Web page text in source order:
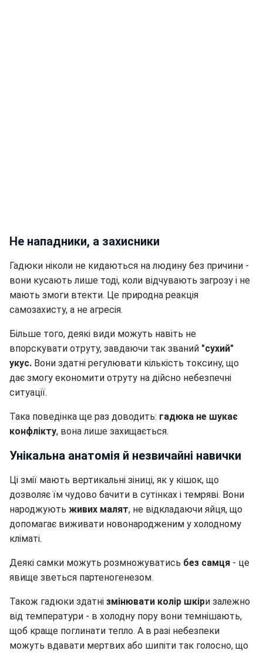
Не нападники, а захисники
Гадюки ніколи не кидаються на людину без причини -
вони кусають лише тоді, коли відчувають загрозу і не
мають змоги втекти. Це природна реакція
самозахисту, а не агресія.
Більше того, деякі види можуть навіть не
впорскувати отруту, завдаючи так званий "сухий"
укус. Вони здатні регулювати кількість токсину, що
дає змогу економити отруту на дійсно небезпечні
ситуації.
Така поведінка ще раз доводить: гадюка не шукає
конфлікту, вона лише захищається.
Унікальна анатомія й незвичайні навички
Ці змії мають вертикальні зіниці, як у кішок, що
дозволяє їм чудово бачити в сутінках і темряві. Вони
народжують живих малят, не відкладаючи яйця, що
допомагає виживати новонародженим у холодному
кліматі.
Деякі самки можуть розмножуватись без самця - це
явище зветься партеногенезом.
Також гадюки здатні змінювати колір шкіри залежно
від температури - в холодну пору вони темнішають,
щоб краще поглинати тепло. А в разі небезпеки
можуть вдавати мертвих або шипіти так голосно, що